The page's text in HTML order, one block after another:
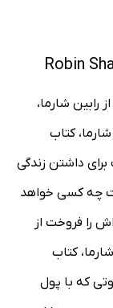
رابین شارما،
کتاب
200 راز موفقیت برای داشتن زندگی
چه کسی خواهد
را فروخت از
کتاب
که با پول